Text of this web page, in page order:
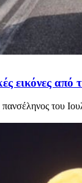
εικόνες
του